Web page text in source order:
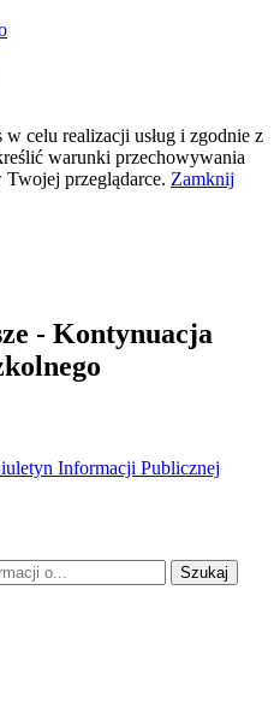
w celu realizacji usług i zgodnie z
warunki przechowywania
Twojej przeglądarce. Zamknij
- Kontynuacja
Informacji Publicznej
Szukaj